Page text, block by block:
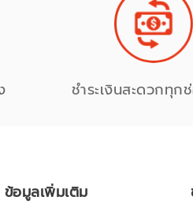
ชำระเงินสะดวกทุก
ข้อมูลเพิ่มเติม